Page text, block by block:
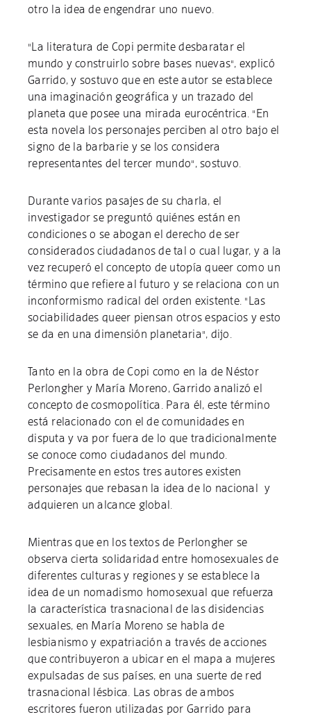
otro la idea de engendrar uno nuevo.
"La literatura de Copi permite desbaratar el
mundo y construirlo sobre bases nuevas", explicó
Garrido, y sostuvo que en este autor se establece
una imaginación geográfica y un trazado del
planeta que posee una mirada eurocéntrica. "En
esta novela los personajes perciben al otro bajo el
signo de la barbarie y se los considera
representantes del tercer mundo", sostuvo.
Durante varios pasajes de su charla, el
investigador se preguntó quiénes están en
condiciones o se abogan el derecho de ser
considerados ciudadanos de tal o cual lugar, y a la
vez recuperó el concepto de utopía queer como un
término que refiere al futuro y se relaciona con un
inconformismo radical del orden existente. "Las
sociabilidades queer piensan otros espacios y esto
se da en una dimensión planetaria", dijo.
Tanto en la obra de Copi como en la de Néstor
Perlongher y María Moreno, Garrido analizó el
concepto de cosmopolítica. Para él, este término
está relacionado con el de comunidades en
disputa y va por fuera de lo que tradicionalmente
se conoce como ciudadanos del mundo.
Precisamente en estos tres autores existen
personajes que rebasan la idea de lo nacional y
adquieren un alcance global.
Mientras que en los textos de Perlongher se
observa cierta solidaridad entre homosexuales de
diferentes culturas y regiones y se establece la
idea de un nomadismo homosexual que refuerza
la característica trasnacional de las disidencias
sexuales, en María Moreno se habla de
lesbianismo y expatriación a través de acciones
que contribuyeron a ubicar en el mapa a mujeres
expulsadas de sus países, en una suerte de red
trasnacional lésbica. Las obras de ambos
escritores fueron utilizadas por Garrido para